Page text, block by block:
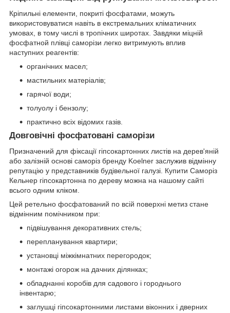
Кріпильні елементи, покриті фосфатами, можуть
використовуватися навіть в екстремальних кліматичних
умовах, в тому числі в тропічних широтах. Завдяки міцній
фосфатной плівці саморізи легко витримують вплив
наступних реагентів:
органічних масел;
мастильних матеріалів;
гарячої води;
толуолу і бензолу;
практично всіх відомих газів.
Довговічні фосфатовані саморізи
Призначений для фіксації гіпсокартонних листів на дерев'яній
або залізній основі саморіз бренду Koelner заслужив відмінну
репутацію у представників будівельної галузі. Купити Саморіз
Кельнер гіпсокартонна по дереву можна на нашому сайті
всього одним кліком.
Цей ретельно фосфатований по всій поверхні метиз стане
відмінним помічником при:
підвішування декоративних стель;
перепланування квартири;
установці міжкімнатних перегородок;
монтажі огорож на дачних ділянках;
обладнанні коробів для садового і городнього
інвентарю;
заглушці гіпсокартонними листами віконних і дверних